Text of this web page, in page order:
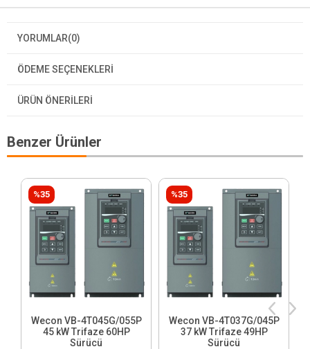
YORUMLAR(0)
ÖDEME SEÇENEKLERI
ÜRÜN ÖNERILERI
Benzer Ürünler
Wecon VB-4T045G/055P
45 kW Trifaze 60HP
Sürücü
%35
Wecon VB-4T037G/045P
37 kW Trifaze 49HP
Sürücü
%35